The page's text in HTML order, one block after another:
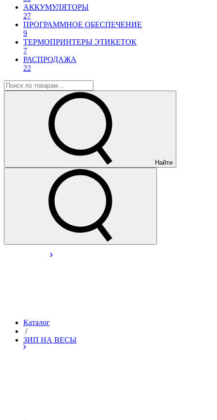
АККУМУЛЯТОРЫ
27
ПРОГРАММНОЕ ОБЕСПЕЧЕНИЕ
9
ТЕРМОПРИНТЕРЫ ЭТИКЕТОК
7
РАСПРОДАЖА
22
Найти
Каталог
/
ЗИП НА ВЕСЫ